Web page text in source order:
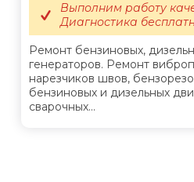
Ремонт бензиновых,
генераторов. Ремонт
нарезчиков швов,
бензиновых и дизельных
сварочных...
Выполним работу
Диагностика